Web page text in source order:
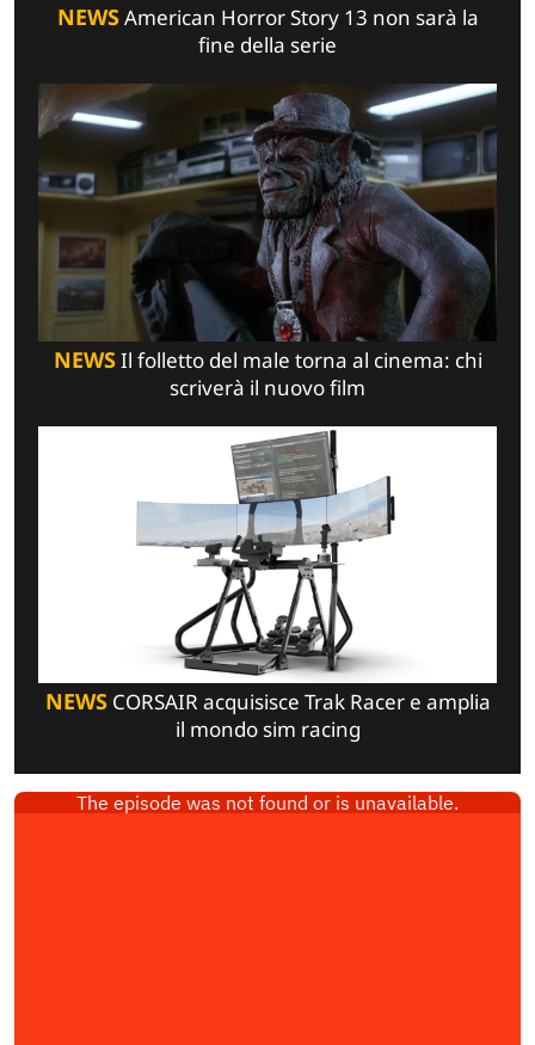
NEWSAmerican Horror Story 13 non sarà la
fine della serie
NEWSIl folletto del male torna al cinema: chi
scriverà il nuovo film
NEWSCORSAIR acquisisce Trak Racer e amplia
il mondo sim racing